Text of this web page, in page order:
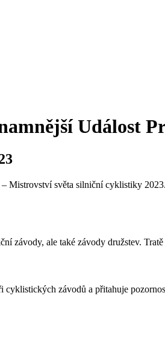
Událost
Mistrovství světa silniční cyklistiky
závody, ale také závody družstev.
závodů a přitahuje